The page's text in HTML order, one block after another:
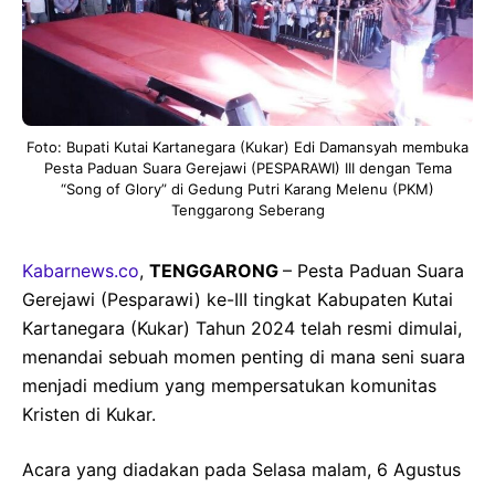
Foto: Bupati Kutai Kartanegara (Kukar) Edi Damansyah membuka
Pesta Paduan Suara Gerejawi (PESPARAWI) III dengan Tema
“Song of Glory” di Gedung Putri Karang Melenu (PKM)
Tenggarong Seberang
Kabarnews.co, TENGGARONG – Pesta Paduan Suara
Gerejawi (Pesparawi) ke-III tingkat Kabupaten Kutai
Kartanegara (Kukar) Tahun 2024 telah resmi dimulai,
menandai sebuah momen penting di mana seni suara
menjadi medium yang mempersatukan komunitas
Kristen di Kukar.
Acara yang diadakan pada Selasa malam, 6 Agustus